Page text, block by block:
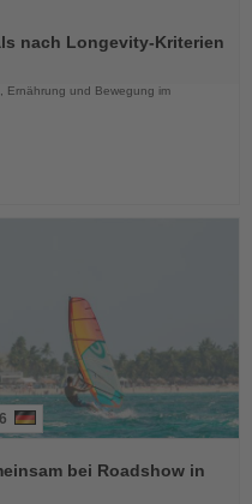
nach Longevity-Kriterien
Ernährung und Bewegung im
bei Roadshow in